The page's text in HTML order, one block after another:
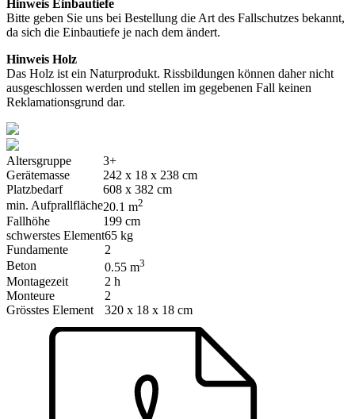
Hinweis Einbautiefe
Bitte geben Sie uns bei Bestellung die Art des Fallschutzes bekannt,
da sich die Einbautiefe je nach dem ändert.
Hinweis Holz
Das Holz ist ein Naturprodukt. Rissbildungen können daher nicht
ausgeschlossen werden und stellen im gegebenen Fall keinen
Reklamationsgrund dar.
Altersgruppe
3+
Gerätemasse
242 x 18 x 238 cm
Platzbedarf
608 x 382 cm
min. Aufprallfläche20.1 m2
Fallhöhe
199 cm
schwerstes Element65 kg
Fundamente
2
Beton
0.55 m3
Montagezeit
2 h
Monteure
2
Grösstes Element
320 x 18 x 18 cm